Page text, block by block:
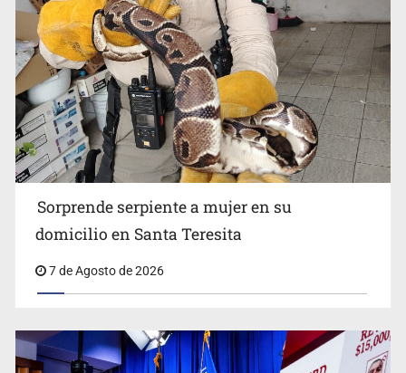
Procesan a el “R1”, presunto líder criminal en Jalisco y
Michoacán
Sorprende serpiente a mujer en su
domicilio en Santa Teresita
7 de Agosto de 2026